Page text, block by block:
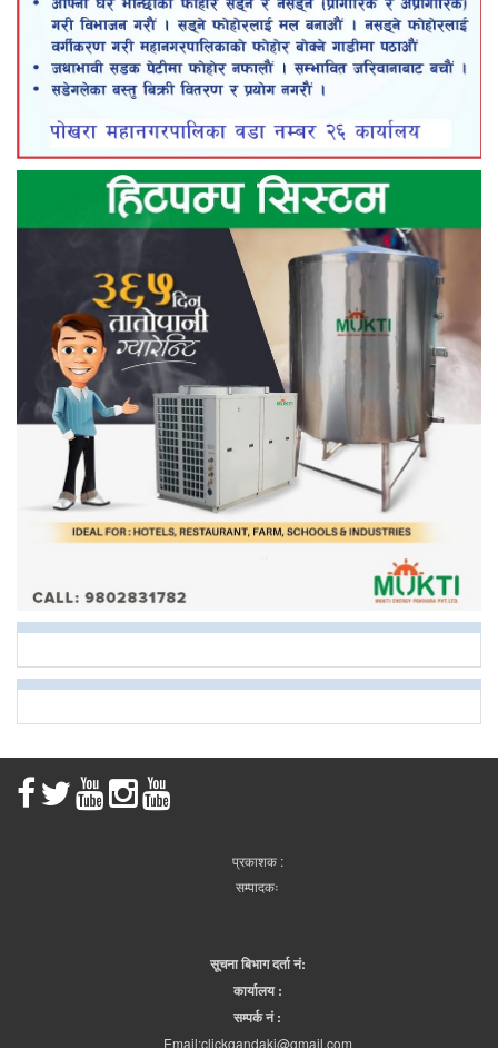
प्रकाशक :
सम्पादकः
सूचना बिभाग दर्ता नं:
कार्यालय :
सम्पर्क नं :
Email:clickgandaki@gmail.com